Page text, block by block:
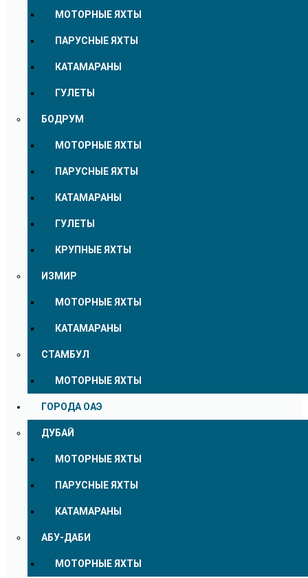
МОТОРНЫЕ ЯХТЫ
ПАРУСНЫЕ ЯХТЫ
КАТАМАРАНЫ
ГУЛЕТЫ
БОДРУМ
МОТОРНЫЕ ЯХТЫ
ПАРУСНЫЕ ЯХТЫ
КАТАМАРАНЫ
ГУЛЕТЫ
КРУПНЫЕ ЯХТЫ
ИЗМИР
МОТОРНЫЕ ЯХТЫ
КАТАМАРАНЫ
СТАМБУЛ
МОТОРНЫЕ ЯХТЫ
ГОРОДА ОАЭ
ДУБАЙ
МОТОРНЫЕ ЯХТЫ
ПАРУСНЫЕ ЯХТЫ
КАТАМАРАНЫ
АБУ-ДАБИ
МОТОРНЫЕ ЯХТЫ